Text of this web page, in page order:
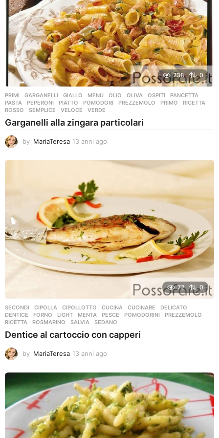
238 0
PRIMI GARGANELLI ,GIALLO ,MENU ,OLIO ,OLIVA ,OSPITI ,PANCETTA
PASTA
,PEPERONI ,PIATTO ,POMODORI ,PREZZEMOLO ,PRIMO ,RICETTA
ROSSO
,SEMPLICE ,VELOCE ,VERDE
Garganelli alla zingara particolari
by MariaTeresa 13 anni ago
a
a
o
72 0
SECONDI CIPOLLA ,CIPOLLOTTO ,CUCINA ,CUCINARE ,DELICATO
DENTICE
,FORNO ,LIGHT ,MENTA ,PESCE ,POMODORINI ,PREZZEMOLO
RICETTA
,ROSMARINO ,SALVIA ,SEDANO
Dentice al cartoccio con capperi
by MariaTeresa 13 anni ago
a
n
i
a
g
o